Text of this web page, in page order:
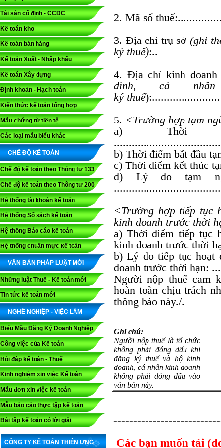
Tài sản cố định - CCDC
Kế toán kho
Kế toán bán hàng
Kế toán Xuất - Nhập khẩu
Kế toán Xây dựng
Định khoản - Hạch toán
Kiến thức kế toán tổng hợp
Mẫu chứng từ tiền tệ
Các loại mẫu biểu khác
CHẾ ĐỘ KẾ TOÁN
Chế độ kế toán theo Thông tư 133
Chế độ kế toán theo Thông tư 200
Hệ thống tài khoản kế toán
Hệ thống Sổ sách kế toán
Hệ thống Báo cáo kế toán
Hệ thống chuẩn mực kế toán
VĂN BẢN PHÁP LUẬT MỚI
Những luật Thuế - Kế toán mới
Tin tức kế toán mới
NGHỀ NGHIỆP - VIỆC LÀM
Biểu Mẫu Đăng Ký Doanh Nghiệp
Công việc của Kế toán
Hỏi đáp kế toán - Thuế
Kinh nghiệm xin việc Kế toán
Mẫu đơn xin việc kế toán
Mẫu báo cáo thực tập kế toán
Bài tập kế toán có lời giải
CÔNG TY KẾ TOÁN THIÊN ƯNG
2. Mã số
3. Địa chỉ trụ sở (ghi
ký thuế):..
4. Địa chỉ kinh
đình, cá
ký thuế
5. <Trường hợp tạm
a) Thời
b) Thời điểm bắt đầu
c) Thời điểm kết thúc
d) Lý do tạm
<Trường hợp tiếp tục
kinh doanh trước thời
a) Thời điểm tiếp tục
kinh doanh trước
b) Lý do tiếp tục hoạt
doanh trước thời hạn:
Người nộp thuế cam
hoàn toàn chịu trách
thông báo này./.
Ghi chú:
Người nộp thuế là tổ chức
không phải đóng dấu khi
đăng ký thuế và hộ kinh
doanh, cá nhân kinh doanh
không phải đóng dấu vào
văn bản này.
Các bạn muốn tải